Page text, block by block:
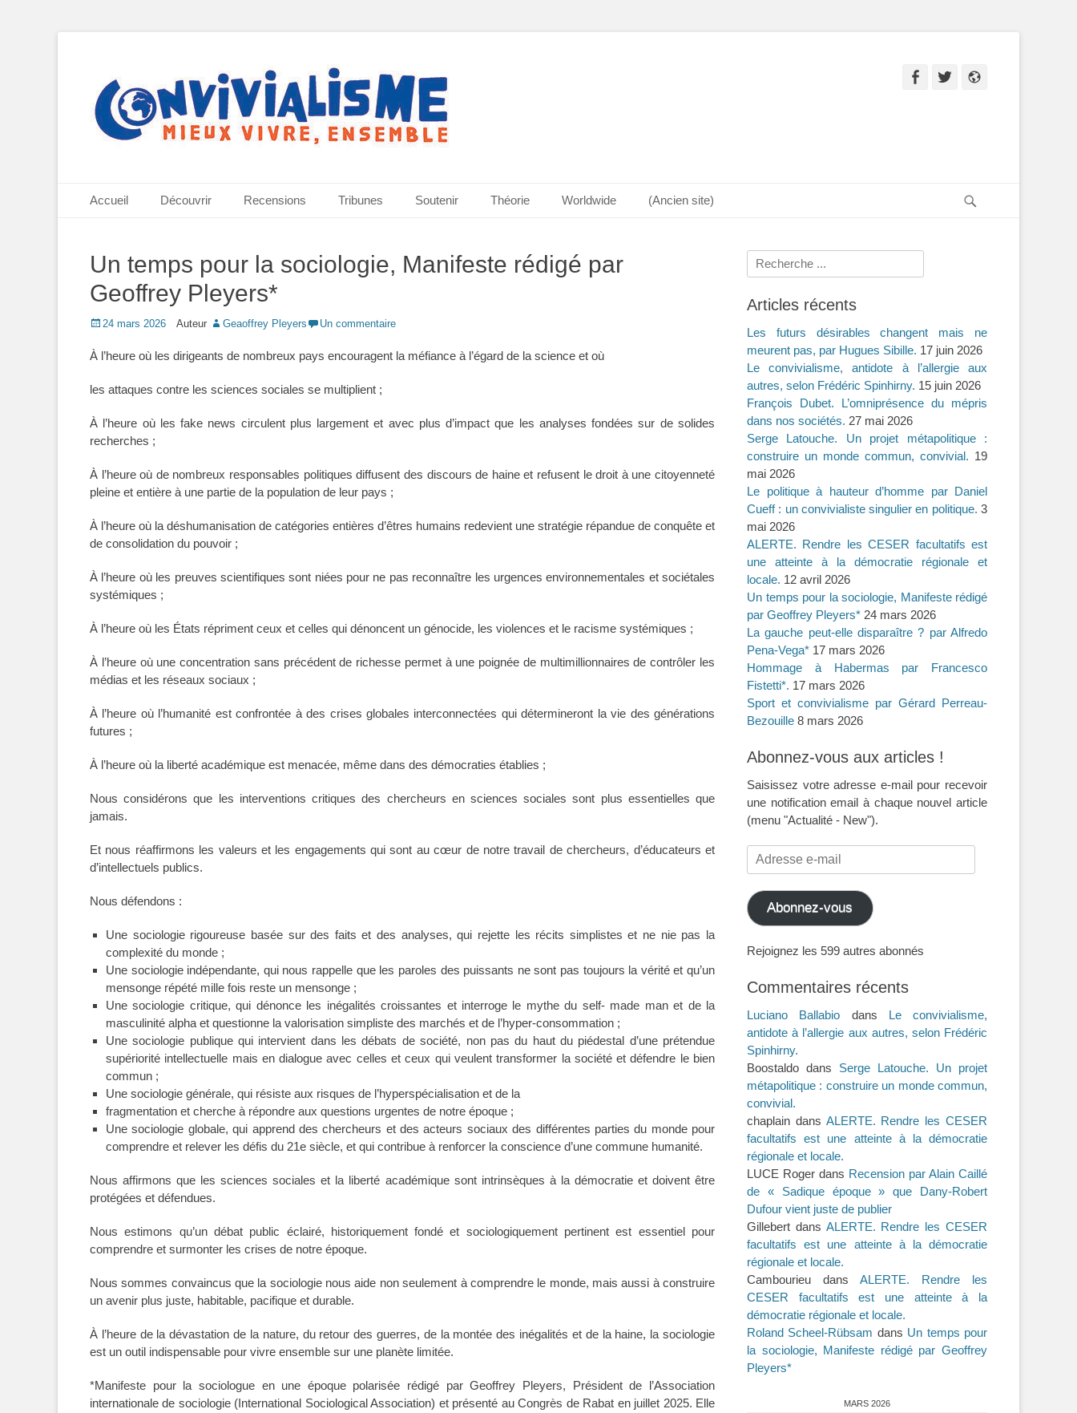
Convivialisme Facebook
Twitter
Menu principal
Accueil Découvrir Recensions Tribunes Soutenir Théorie Worldwide (Ancien site)
Un temps pour la sociologie, Manifeste rédigé par
Geoffrey Pleyers*
Posted
24 mars 2026 Auteur Geaoffrey Pleyers Un commentaire
À l’heure où les dirigeants de nombreux pays encouragent la méfiance à l’égard de la science et où
les attaques contre les sciences sociales se multiplient ;
À l’heure où les fake news circulent plus largement et avec plus d’impact que les analyses fondées sur de solides
recherches ;
À l’heure où de nombreux responsables politiques diffusent des discours de haine et refusent le droit à une citoyenneté
pleine et entière à une partie de la population de leur pays ;
À l’heure où la déshumanisation de catégories entières d’êtres humains redevient une stratégie répandue de conquête et
de consolidation du pouvoir ;
À l’heure où les preuves scientifiques sont niées pour ne pas reconnaître les urgences environnementales et sociétales
systémiques ;
À l’heure où les États répriment ceux et celles qui dénoncent un génocide, les violences et le racisme systémiques ;
À l’heure où une concentration sans précédent de richesse permet à une poignée de multimillionnaires de contrôler les
médias et les réseaux sociaux ;
À l’heure où l’humanité est confrontée à des crises globales interconnectées qui détermineront la vie des générations
futures ;
À l’heure où la liberté académique est menacée, même dans des démocraties établies ;
Nous considérons que les interventions critiques des chercheurs en sciences sociales sont plus essentielles que
jamais.
Et nous réaffirmons les valeurs et les engagements qui sont au cœur de notre travail de chercheurs, d’éducateurs et
d’intellectuels publics.
Nous défendons :
Une sociologie rigoureuse basée sur des faits et des analyses, qui rejette les récits simplistes et ne nie pas la
complexité du monde ;
Une sociologie indépendante, qui nous rappelle que les paroles des puissants ne sont pas toujours la vérité et qu’un
mensonge répété mille fois reste un mensonge ;
Une sociologie critique, qui dénonce les inégalités croissantes et interroge le mythe du self- made man et de la
masculinité alpha et questionne la valorisation simpliste des marchés et de l’hyper-consommation ;
Une sociologie publique qui intervient dans les débats de société, non pas du haut du piédestal d’une prétendue
supériorité intellectuelle mais en dialogue avec celles et ceux qui veulent transformer la société et défendre le bien
commun ;
Une sociologie générale, qui résiste aux risques de l’hyperspécialisation et de la
fragmentation et cherche à répondre aux questions urgentes de notre époque ;
Une sociologie globale, qui apprend des chercheurs et des acteurs sociaux des différentes parties du monde pour
comprendre et relever les défis du 21e siècle, et qui contribue à renforcer la conscience d’une commune humanité.
Nous affirmons que les sciences sociales et la liberté académique sont intrinsèques à la démocratie et doivent être
protégées et défendues.
Nous estimons qu’un débat public éclairé, historiquement fondé et sociologiquement pertinent est essentiel pour
comprendre et surmonter les crises de notre époque.
Nous sommes convaincus que la sociologie nous aide non seulement à comprendre le monde, mais aussi à construire
un avenir plus juste, habitable, pacifique et durable.
À l’heure de la dévastation de la nature, du retour des guerres, de la montée des inégalités et de la haine, la sociologie
est un outil indispensable pour vivre ensemble sur une planète limitée.
*Manifeste pour la sociologue en une époque polarisée rédigé par Geoffrey Pleyers, Président de l’Association
internationale de sociologie (International Sociological Association) et présenté au Congrès de Rabat en juillet 2025. Elle
Rechercher :
Articles récents
Les futurs désirables changent mais ne
meurent pas, par Hugues Sibille. 17 juin 2026
Le convivialisme, antidote à l’allergie aux
autres, selon Frédéric Spinhirny. 15 juin 2026
François Dubet. L’omniprésence du mépris
dans nos sociétés. 27 mai 2026
Serge Latouche. Un projet métapolitique :
construire un monde commun, convivial. 19
mai 2026
Le politique à hauteur d’homme par Daniel
Cueff : un convivialiste singulier en politique. 3
mai 2026
ALERTE. Rendre les CESER facultatifs est
une atteinte à la démocratie régionale et
locale. 12 avril 2026
Un temps pour la sociologie, Manifeste rédigé
par Geoffrey Pleyers* 24 mars 2026
La gauche peut-elle disparaître ? par Alfredo
Pena-Vega* 17 mars 2026
Hommage à Habermas par Francesco
Fistetti*. 17 mars 2026
Sport et convivialisme par Gérard Perreau-
Bezouille 8 mars 2026
Abonnez-vous aux articles !
Saisissez votre adresse e-mail pour recevoir
une notification email à chaque nouvel article
(menu "Actualité - New").
Adresse
e-
mail
Abonnez-vous
Rejoignez les 599 autres abonnés
Commentaires récents
Luciano Ballabio dans Le convivialisme,
antidote à l’allergie aux autres, selon Frédéric
Spinhirny.
Boostaldo dans Serge Latouche. Un projet
métapolitique : construire un monde commun,
convivial.
chaplain dans ALERTE. Rendre les CESER
facultatifs est une atteinte à la démocratie
régionale et locale.
LUCE Roger dans Recension par Alain Caillé
de « Sadique époque » que Dany-Robert
Dufour vient juste de publier
Gillebert dans ALERTE. Rendre les CESER
facultatifs est une atteinte à la démocratie
régionale et locale.
Cambourieu dans ALERTE. Rendre les
CESER facultatifs est une atteinte à la
démocratie régionale et locale.
Roland Scheel-Rübsam dans Un temps pour
la sociologie, Manifeste rédigé par Geoffrey
Pleyers*
MARS 2026